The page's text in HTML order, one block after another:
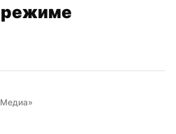
режиме